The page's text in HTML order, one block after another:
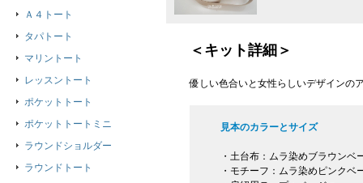
＜キット詳細＞
優しい色合いと女性らしいデザインの
見本のカラーとサイズ
・土台布：ムラ染めブラウンベ
・モチーフ：ムラ染めピンクベ
Ａ４トート
タパトート
マリントート
レッスントート
ポケットトート
ポケットトートミニ
ラウンドショルダー
ラウンドトート